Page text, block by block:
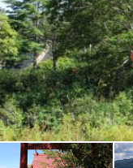
荘
・
象
潟